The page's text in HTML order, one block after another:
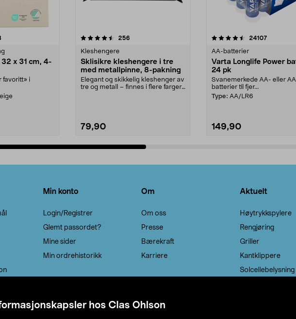
hos Clas Ohlson
x 31 cm, 4-
favoritt» i
stjerner 256anmeldelser
Kleshengere
Sklisikre kleshengere i tre
med metallpinne, 8-pakning
Elegant og skikkelig kleshenger av
tre og metall – finnes i flere farger.
79,90
4.5av 5 stjerner 24107
AA-batterier
Varta Longlife Power
24 pk
Svanemerkede AA- eller
batterier til fjer...
Type: AA/LR6
149,90
4.5av 5 stjerner
Min konto
Login/Registrer
Glemt passordet?
Mine sider
Min ordrehistorikk
Om
Om oss
Presse
Bærekraft
Karriere
Aktuelt
Høytrykkspylere
Rengjøring
Griller
Kantklippere
Solcellebelysning